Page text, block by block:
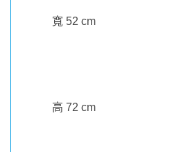
寬 52 cm
高 72 cm